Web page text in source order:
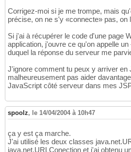
39
40
42
43
44
45
46
47
49
50
51
53
54
new
// Write the
// Read the
String
while ((
{
//
Corrigez-moi si je me trompe, mais
précise, on ne s'y «connecte» pas, on
Si j'ai à récupérer le code d'une page
application, j'ouvre ce qu'on appelle
duquel la réponse du serveur me
J'ignore comment tu peux y arriver en
malheureusement pas aider
JavaScript côté serveur dans mes
spoolz, le 14/04/2004 à 10h47
ça y est ça marche.
J'ai utilisé les deux classes
java.net.URLConection et j'ai obtenu